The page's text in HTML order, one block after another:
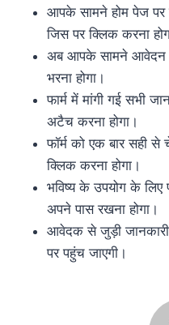
आपके सामने होम पेज पर
जिस पर क्लिक करना
अब आपके सामने आवेदन
भरना होगा।
फार्म में मांगी गई सभी
अटैच करना होगा।
फॉर्म को एक बार सही
क्लिक करना होगा।
भविष्य के उपयोग के लिए
अपने पास रखना होगा।
आवेदक से जुड़ी
पर पहुंच जाएगी।